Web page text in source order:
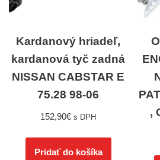
Kardanový hriadeľ,
kardanová tyč zadná
NISSAN CABSTAR E
75.28 98-06
152,90€ s DPH
Pridať do košíka
,